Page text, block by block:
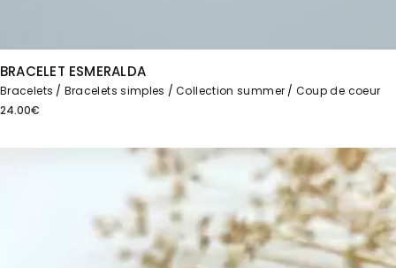
BRACELET ESMERALDA
Bracelets Bracelets simples Collection summer
Coup de coeur
24.00€